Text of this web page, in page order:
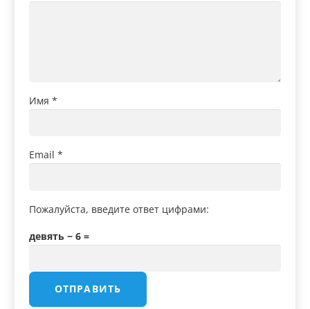
Имя *
Email *
Пожалуйста, введите ответ цифрами:
девять − 6 =